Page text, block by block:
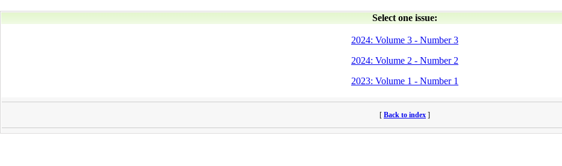
Select one issue:
2024: Volume 3 - Number 3
2024: Volume 2 - Number 2
2023: Volume 1 - Number 1
[ Back to index ]